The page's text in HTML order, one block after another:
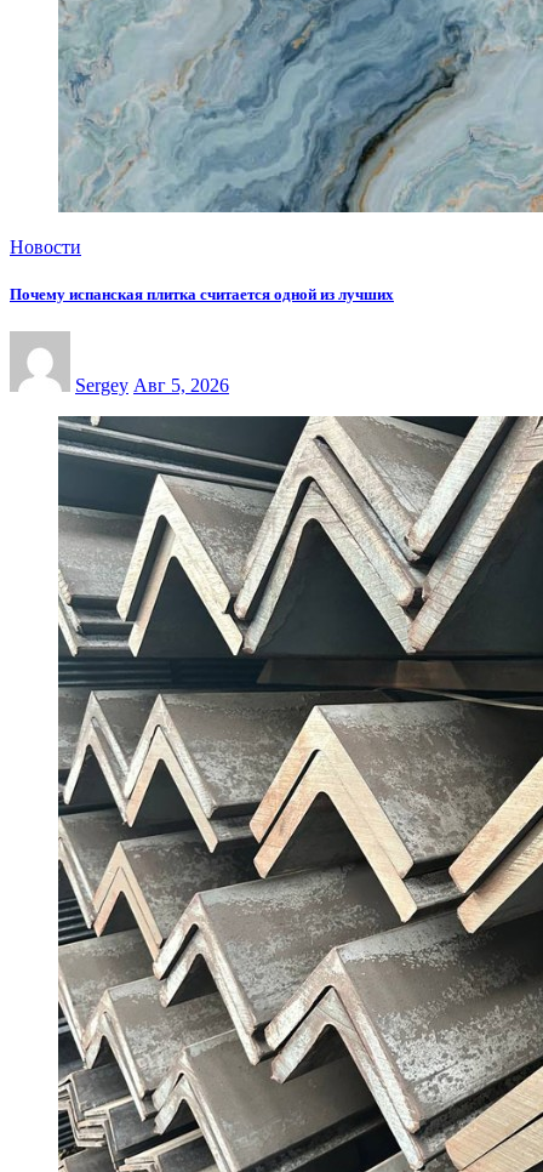
Новости
Почему испанская плитка считается одной из лучших
Sergey Авг 5, 2026